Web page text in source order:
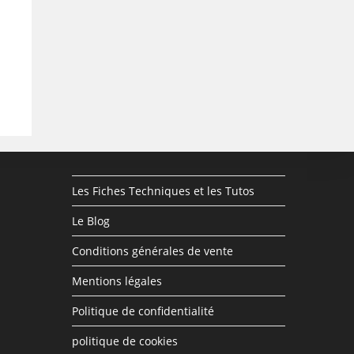
Les Fiches Techniques et les Tutos
Le Blog
Conditions générales de vente
Mentions légales
Politique de confidentialité
politique de cookies